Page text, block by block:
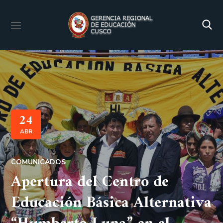
24
ABR
COMUNICADOS
Apertura del Centro de
Educación Básica Alternativa